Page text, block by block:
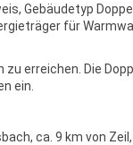
Gebäudetyp
für
erreichen. Die
ein.
ca. 9 km von